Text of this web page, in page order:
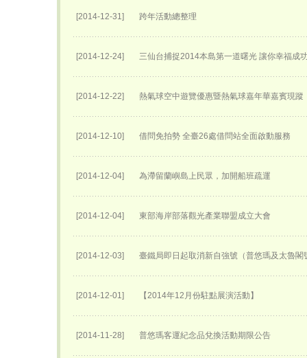
[2014-12-31] 跨年活動總整理
[2014-12-24] 三仙台捕捉2014本島第一道曙光 讓你幸福成
[2014-12-22] 熱氣球空中遊覽優惠暨熱氣球嘉年華嘉賓現蹤
[2014-12-10] 借問免拍勢 全臺26處借問站全面啟動服務
[2014-12-04] 為滯留蘭嶼島上民眾，加開船班疏運
[2014-12-04] 東部海岸部落觀光產業聯盟成立大會
[2014-12-03] 臺鐵局即日起取消新自強號（普悠瑪及太魯閣
[2014-12-01] 【2014年12月份駐點展演活動】
[2014-11-28] 普悠瑪客運紀念品兌換活動期限公告